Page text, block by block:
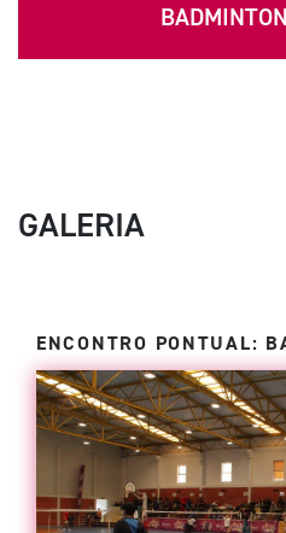
GALERIA
ENCONTRO PONTUAL: